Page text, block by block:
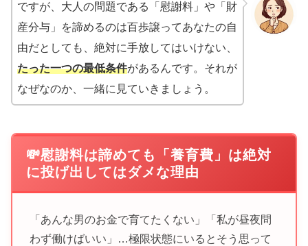
ですが、大人の問題である「慰謝料」や「財
産分与」を諦めるのは百歩譲ってあなたの自
由だとしても、絶対に手放してはいけない、
たった一つの最低条件があるんです。それが
なぜなのか、一緒に見ていきましょう。
💸慰謝料は諦めても「養育費」は絶対
に投げ出してはダメな理由
「あんな男のお金で育てたくない」「私が昼夜問
わず働けばいい」…極限状態にいるとそう思って